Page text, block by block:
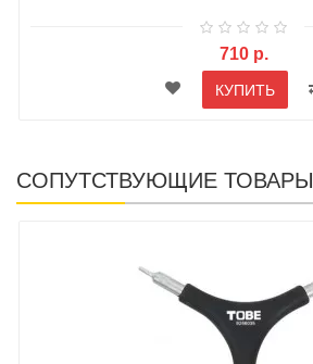
710 р.
КУПИТЬ
СОПУТСТВУЮЩИЕ ТОВАРЫ